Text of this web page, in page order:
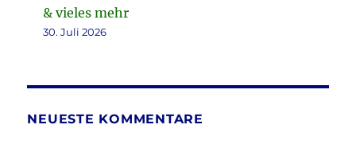
& vieles mehr
30. Juli 2026
NEUESTE KOMMENTARE